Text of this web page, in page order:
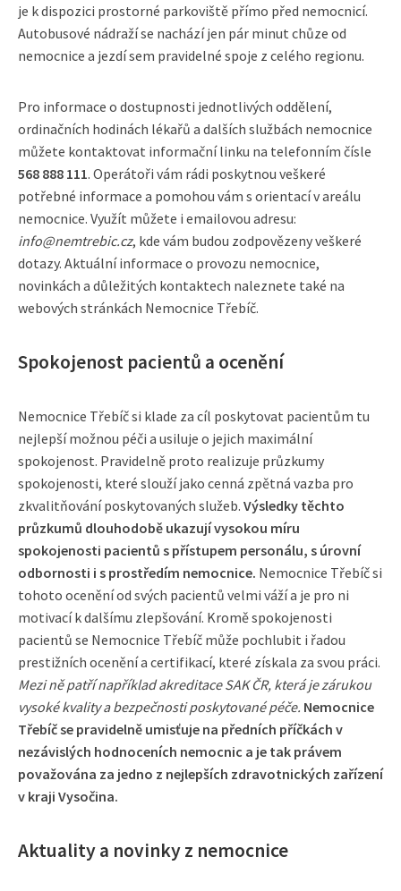
je k dispozici prostorné parkoviště přímo před nemocnicí.
Autobusové nádraží se nachází jen pár minut chůze od
nemocnice a jezdí sem pravidelné spoje z celého regionu.
Pro informace o dostupnosti jednotlivých oddělení,
ordinačních hodinách lékařů a dalších službách nemocnice
můžete kontaktovat informační linku na telefonním čísle
568 888 111. Operátoři vám rádi poskytnou veškeré
potřebné informace a pomohou vám s orientací v areálu
nemocnice. Využít můžete i emailovou adresu:
info@nemtrebic.cz, kde vám budou zodpovězeny veškeré
dotazy. Aktuální informace o provozu nemocnice,
novinkách a důležitých kontaktech naleznete také na
webových stránkách Nemocnice Třebíč.
Spokojenost pacientů a ocenění
Nemocnice Třebíč si klade za cíl poskytovat pacientům tu
nejlepší možnou péči a usiluje o jejich maximální
spokojenost. Pravidelně proto realizuje průzkumy
spokojenosti, které slouží jako cenná zpětná vazba pro
zkvalitňování poskytovaných služeb. Výsledky těchto
průzkumů dlouhodobě ukazují vysokou míru
spokojenosti pacientů s přístupem personálu, s úrovní
odbornosti i s prostředím nemocnice. Nemocnice Třebíč si
tohoto ocenění od svých pacientů velmi váží a je pro ni
motivací k dalšímu zlepšování. Kromě spokojenosti
pacientů se Nemocnice Třebíč může pochlubit i řadou
prestižních ocenění a certifikací, které získala za svou práci.
Mezi ně patří například akreditace SAK ČR, která je zárukou
vysoké kvality a bezpečnosti poskytované péče. Nemocnice
Třebíč se pravidelně umisťuje na předních příčkách v
nezávislých hodnoceních nemocnic a je tak právem
považována za jedno z nejlepších zdravotnických zařízení
v kraji Vysočina.
Aktuality a novinky z nemocnice